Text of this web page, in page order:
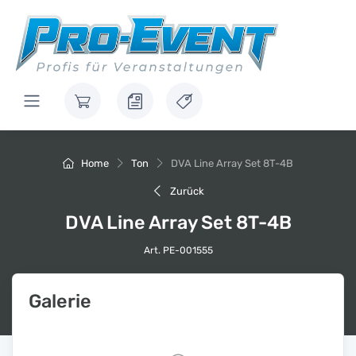
Home Ton DVA Line Array Set 8T-4B
Zurück
DVA Line Array Set 8T-4B
Art. PE-001555
Galerie